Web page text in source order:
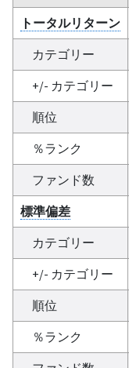
トータルリターン
カテゴリー
+/- カテゴリー
順位
％ランク
ファンド数
標準偏差
カテゴリー
+/- カテゴリー
順位
％ランク